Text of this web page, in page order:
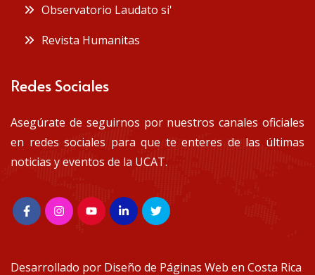
Observatorio Laudato si'
Revista Humanitas
Redes Sociales
Asegúrate de seguirnos por nuestros canales oficiales
en redes sociales para que te enteres de las últimas
noticias y eventos de la UCAT.
Desarrollado por Diseño de Páginas Web en Costa Rica